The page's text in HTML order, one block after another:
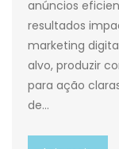
anúncios
resultados
marketing
alvo, produzir
para ação
de…